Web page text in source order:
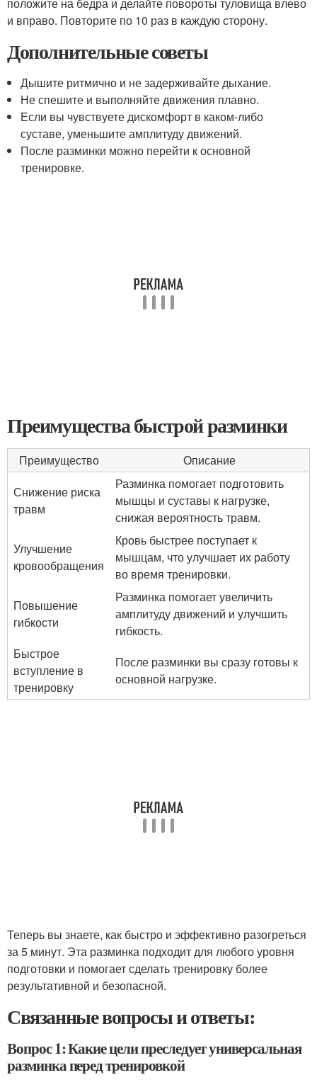
и вправо. Повторите по 10 раз в каждую сторону.
Дополнительные советы
Дышите ритмично и не задерживайте дыхание.
Не спешите и выполняйте движения плавно.
Если вы чувствуете дискомфорт в каком-либо
суставе, уменьшите амплитуду движений.
После разминки можно перейти к основной
тренировке.
Преимущества быстрой разминки
Преимущество
Описание
Снижение риска
травм
Разминка помогает подготовить
мышцы и суставы к нагрузке,
снижая вероятность травм.
Улучшение
кровообращения
Кровь быстрее поступает к
мышцам, что улучшает их работу
во время тренировки.
Повышение
гибкости
Разминка помогает увеличить
амплитуду движений и улучшить
гибкость.
Быстрое
вступление в
тренировку
После разминки вы сразу готовы к
основной нагрузке.
Теперь вы знаете, как быстро и эффективно разогреться
за 5 минут. Эта разминка подходит для любого уровня
подготовки и помогает сделать тренировку более
результативной и безопасной.
Связанные вопросы и ответы:
Вопрос 1: Какие цели преследует универсальная
разминка перед тренировкой